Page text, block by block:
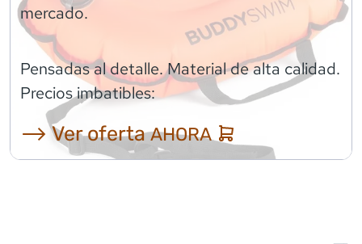
mercado.
Pensadas al detalle. Material de alta calidad.
Precios imbatibles:
⟶ Ver ofertaAHORA